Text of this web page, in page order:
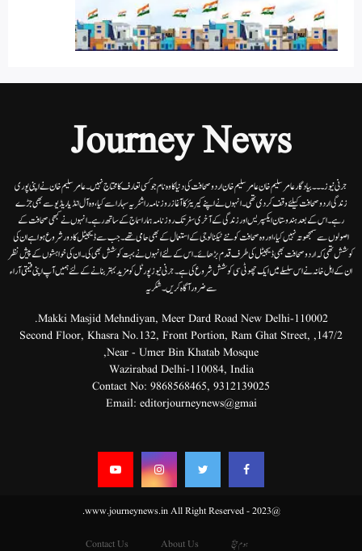
Journey News
جرنی نیوز۔۔۔بیاد گار عامر سلیم خان عامر سلیم خان اردوصحافت کی دنیا کاوہ نام جو کسی تعارف کا محتاج نہیں۔عامرسلیم خان نے اپنی پوری
زندگی اردوصحافت کیلئے وقف کردی تھی۔انہوں نے اپنے کیریئر کا آغاز روزنامہ راشٹریہ سہارا سے کیا،وہ آل انڈیا ریڈیوسے بھی جڑے
رہے۔ اس کے بعد ہندوستان ایکسپریس اور زندگی کے آخری سفر تک روزنامہ ہمارا سماج کے ساتھ رہے۔ انہوں نے کبھی صحافت کے
اصولوں سے سمجھوتہ نہیں کیا، اور وہ صحافت کو نئے ٹیکنالوجی کے استعمال کے بھی حامی تھے۔ جب سے ڈیجیٹل کا دور شروع ہوا ہے ان کی
کوشش تھی کہ اردو صحافت بھی ڈیجیٹل کی طرف قدم بڑھائے۔ اس کے لئے انہوں نے بہت کوشش بھی کی۔ ان کی خواہشوں کے پیش نظر
ان کے اہل خانہ نے اس سلسلے میں ایک چھوٹی سی کوشش شروع کی ہے۔جرنی نیوز پورٹل کو مزید بہتر بنانے کے لئے ہمیں آپ اپنی قیمتی آراء
سے ضرور آگاہ کریں۔شکریہ
Makki Masjid Mehndiyan, Meer Dard Road New Delhi-110002.
147/2, Second Floor, Khasra No.132, Front Portion, Ram Ghat Street,
Near - Umer Bin Khatab Mosque,
Wazirabad Delhi-110084, India
Contact No: 9868568465, 9312139025
Email: editorjourneynews@gmai
@2023 - www.journeynews.in All Right Reserved.
ہوم پیج About Us
Contact Us